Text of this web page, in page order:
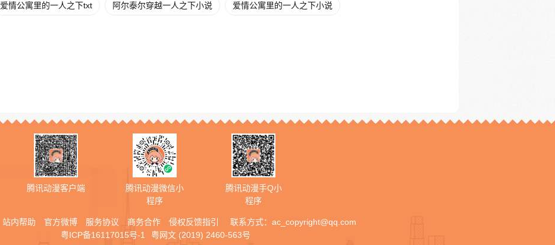
爱情公寓里的一人之下txt 阿尔泰尔穿越一人之下小说 爱情公寓里的一人之下小说
腾讯动漫客户端
腾讯动漫微信小
程序
腾讯动漫手Q小
程序
站内帮助 官方微博 服务协议 商务合作 侵权反馈指引 联系方式： ac_copyright@qq.com
粤ICP备16117015号-1
粤网文 (2019) 2460-563号